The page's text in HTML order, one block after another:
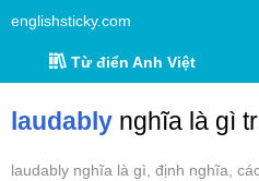
englishsticky.com
Từ điển Anh Việt
laudably nghĩa là gì
laudably nghĩa là gì, định nghĩa,